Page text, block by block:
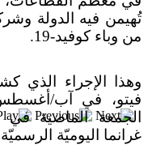
واشنطن
تُهيمن فيه الدولة
من وباء كوفيد-19.
وهذا الإجراء الذي
فيتو، في آب/
الجمعة الماضية
غرانما اليوميّة